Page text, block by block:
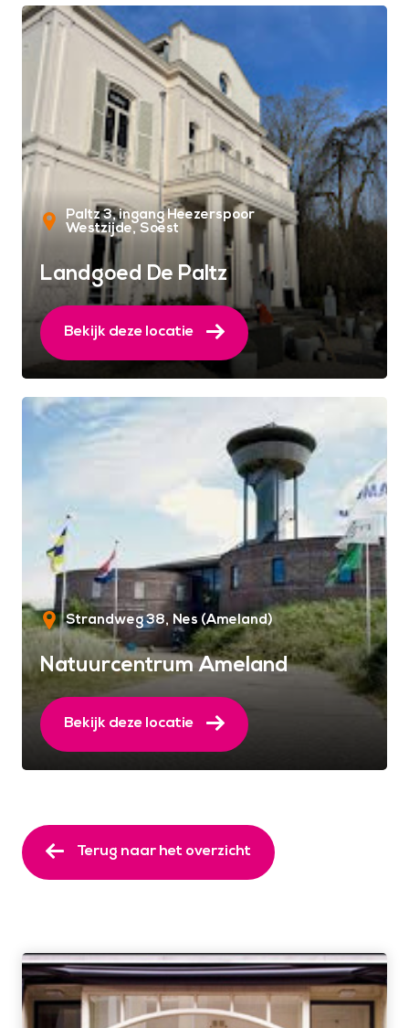
Paltz 3, ingang Heezerspoor
Westzijde Soest
Landgoed De Paltz
Bekijk deze locatie
Strandweg 38 Nes (Ameland)
Natuurcentrum Ameland
Bekijk deze locatie
Terug naar het overzicht